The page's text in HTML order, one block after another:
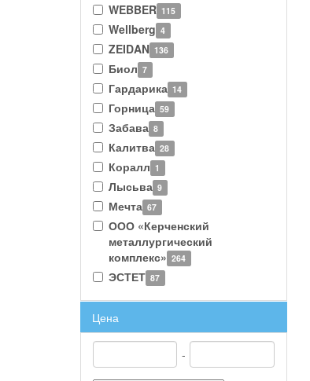
WEBBER 115
Wellberg 4
ZEIDAN 136
Биол 7
Гардарика 14
Горница 59
Забава 8
Калитва 28
Коралл 1
Лысьва 9
Мечта 67
ООО «Керченский
металлургический
комплекс» 264
ЭСТЕТ 87
Цена
-